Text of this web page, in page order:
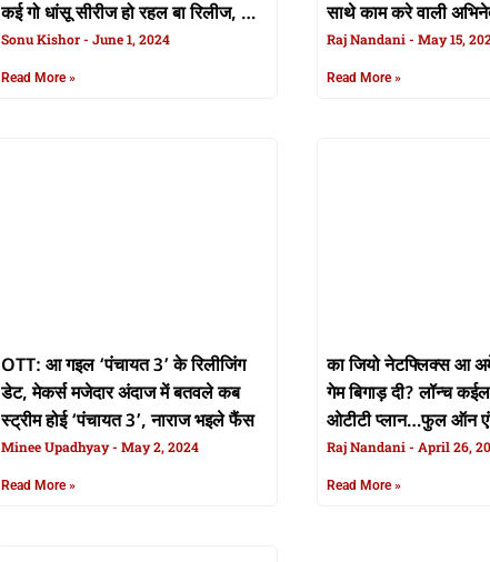
कई गो धांसू सीरीज हो रहल बा रिलीज, नोट
कऽ लिहीं डेट
Sonu Kishor June 1, 2024
Read More »
साथे काम करे वाली
नंबर वन कहल जाला
Raj Nandani May 15,
Read More »
OTT: आ गइल ‘पंचायत 3’ के रिलीजिंग
डेट, मेकर्स मजेदार अंदाज में बतवले कब
स्ट्रीम होई ‘पंचायत 3’, नाराज भइले फैंस
Minee Upadhyay May 2, 2024
Read More »
का जियो नेटफ्लिक्स आ
गेम बिगाड़ दी? लॉन्च कईलस सबसे सस्ता
ओटीटी प्लान…फुल ऑन
रुपया हर महीना में
Raj Nandani April 26,
Read More »